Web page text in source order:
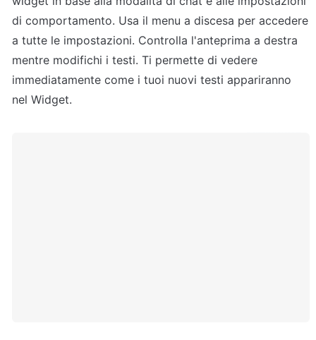
di comportamento. Usa il menu a discesa per accedere
a tutte le impostazioni. Controlla l'anteprima a destra
mentre modifichi i testi. Ti permette di vedere
immediatamente come i tuoi nuovi testi appariranno
nel Widget.